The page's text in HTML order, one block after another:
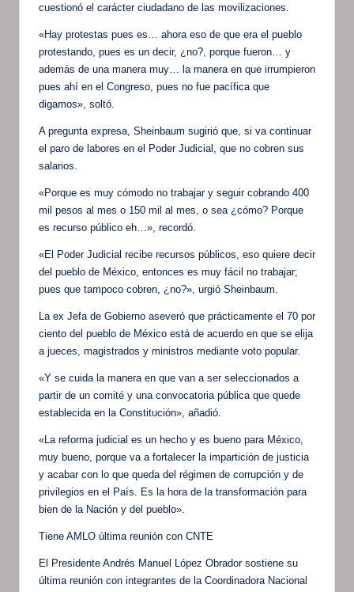
cuestionó el carácter ciudadano de las movilizaciones.
«Hay protestas pues es… ahora eso de que era el pueblo
protestando, pues es un decir, ¿no?, porque fueron… y
además de una manera muy… la manera en que irrumpieron
pues ahí en el Congreso, pues no fue pacífica que
digamos», soltó.
A pregunta expresa, Sheinbaum sugirió que, si va continuar
el paro de labores en el Poder Judicial, que no cobren sus
salarios.
«Porque es muy cómodo no trabajar y seguir cobrando 400
mil pesos al mes o 150 mil al mes, o sea ¿cómo? Porque
es recurso público eh…», recordó.
«El Poder Judicial recibe recursos públicos, eso quiere decir
del pueblo de México, entonces es muy fácil no trabajar;
pues que tampoco cobren, ¿no?», urgió Sheinbaum.
La ex Jefa de Gobierno aseveró que prácticamente el 70 por
ciento del pueblo de México está de acuerdo en que se elija
a jueces, magistrados y ministros mediante voto popular.
«Y se cuida la manera en que van a ser seleccionados a
partir de un comité y una convocatoria pública que quede
establecida en la Constitución», añadió.
«La reforma judicial es un hecho y es bueno para México,
muy bueno, porque va a fortalecer la impartición de justicia
y acabar con lo que queda del régimen de corrupción y de
privilegios en el País. Es la hora de la transformación para
bien de la Nación y del pueblo».
Tiene AMLO última reunión con CNTE
El Presidente Andrés Manuel López Obrador sostiene su
última reunión con integrantes de la Coordinadora Nacional